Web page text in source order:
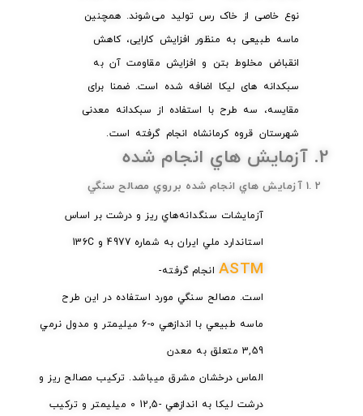
نوع خاصی از خاک رس تولید می‌شوند. همچنین
ماسه طبیعی به منظور افزایش کارایی، کاهش
انقباض مخلوط بتن و افزایش مقاومت آن به
سبکدانه های لیکا اضافه شده است. ضمنا برای
مقایسه، سه طرح با استفاده از سبکدانه معدنی
شهرستان قروه کرمانشاه انجام گرفته است.
2. آزمايش هاي انجام شده
آزمايشات سنگدانه‌هاي ريز و درشت بر اساس
استاندارد ملي ايران به شماره 4977 و 136C
ASTM انجام گرفته-
است. مصالح سنگي مورد استفاده در اين طرح
ماسه طبيعي با اندازهي 0-6 ميليمتر و مدول نرمي
3,59 متعلق به معدن
الماس درخشان مشرق ميباشد. تركيب مصالح ريز و
درشت ليكا به اندازهي -12,5 0 ميليمتر و تركيب